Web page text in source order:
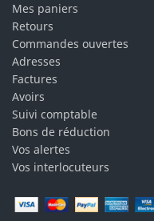
Mes paniers
Retours
Commandes ouvertes
Adresses
Factures
Avoirs
Suivi comptable
Bons de réduction
Vos alertes
Vos interlocuteurs